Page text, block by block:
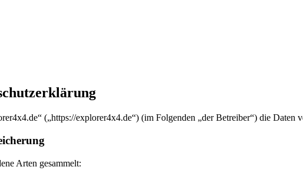
(„https://explorer4x4.de“) (im Folgenden „der Betreiber“) die Daten
Arten gesammelt: